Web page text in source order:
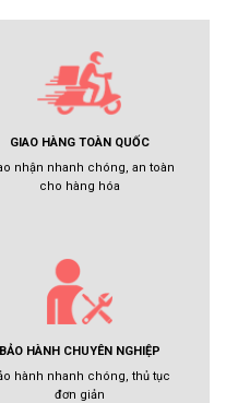
GIAO HÀNG TOÀN QUỐC
nhận nhanh chóng, an toàn
cho hàng hóa
BẢO HÀNH CHUYÊN NGHIỆP
hành nhanh chóng, thủ tục
đơn giản